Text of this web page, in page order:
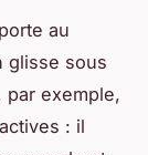
au
glisse sous
par exemple,
: il